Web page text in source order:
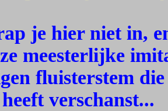
je hier niet in,
meesterlijke
fluisterstem
verschanst...